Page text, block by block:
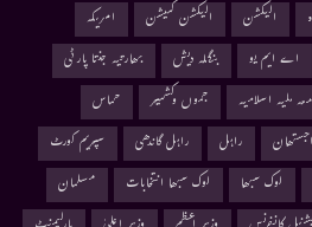
الیکشن الیکشن کمیشن
امریکہ
اے ایم یو بنگلہ دیش
بھارتیہ جنتا پارٹی
ملیہ اسلامیہ جموں وکشمیر
حماس
راہل راہل گاندھی
سپریم کورٹ
لوک سبھا لوک سبھا انتخابات
مسلمان